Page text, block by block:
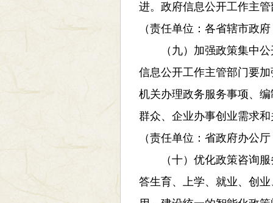
进。政府信息公开工作主
（责任单位：各省辖市政
（九）加强政策集中公
信息公开工作主管部门要
机关办理政务服务事项、
群众、企业办事创业需求
（责任单位：省政府办公
（十）优化政策咨询服
答生育、上学、就业、创